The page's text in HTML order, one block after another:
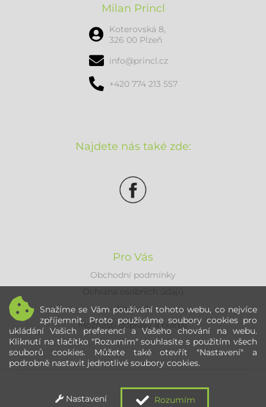
Snažíme se Vám používání tohoto webu, co nejvíce
zpříjemnit. Proto používáme soubory cookies pro
ukládání Vašich preferencí a Vašeho chování na webu.
Kliknutí na tlačítko "Rozumím" souhlasíte s použitím všech
souborů cookies. Můžete také otevřít "Nastavení" a
podrobně nastavit jednotlivé soubory cookies.
Nastavení Rozumím
Milan Princl
Koterovská 8,
326 00 Plzeň
info@princl.cz
+420 774 213 557
Najdete nás také zde:
Pro Vás
Obchodní podmínky
Kontakt
Možnosti dopravy a platby